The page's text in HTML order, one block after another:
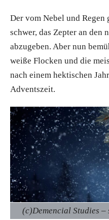
Der vom Nebel und
schwer, das Zepter an den
abzugeben. Aber nun
weiße Flocken und die
nach einem hektischen
Adventszeit.
(c)Demencial Studies –